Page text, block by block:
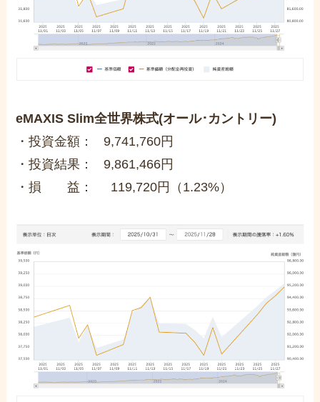
eMAXIS Slim全世界株式(オール･カントリー)
・投資金額： 9,741,760円
・投資結果： 9,861,466円
・損 益： 119,720円（1.23%）